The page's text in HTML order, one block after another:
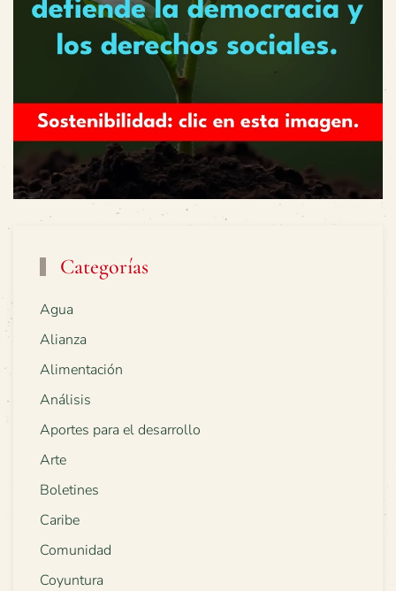
Categorías
Agua
Alianza
Alimentación
Análisis
Aportes para el desarrollo
Arte
Boletines
Caribe
Comunidad
Coyuntura